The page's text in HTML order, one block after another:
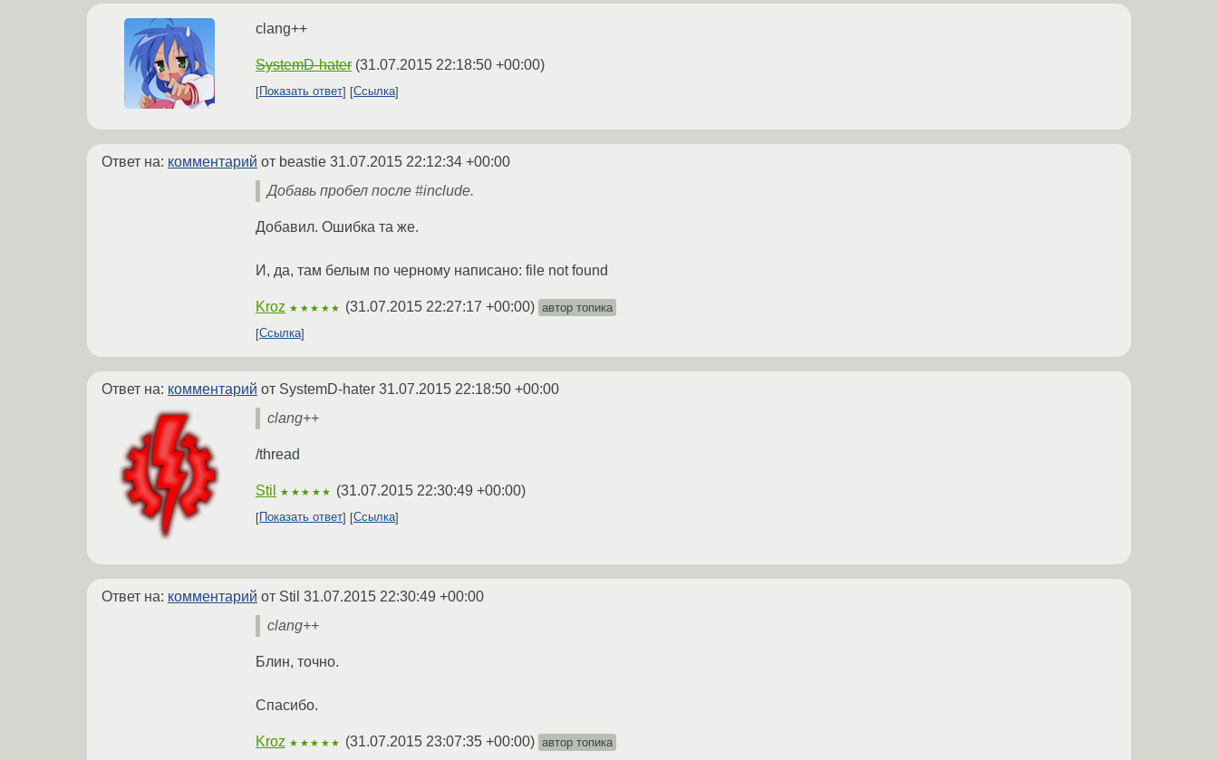
clang++
SystemD-hater (31.07.2015 22:18:50 +00:00)
Показать ответ Ссылка
Ответ на: комментарий от beastie 31.07.2015 22:12:34 +00:00
Добавь пробел после #include.
Добавил. Ошибка та же.
И, да, там белым по черному написано: file not found
Kroz ★★★★★ (31.07.2015 22:27:17 +00:00) автор топика
Ссылка
Ответ на: комментарий от SystemD-hater 31.07.2015 22:18:50 +00:00
clang++
/thread
Stil ★★★★★ (31.07.2015 22:30:49 +00:00)
Показать ответ Ссылка
Ответ на: комментарий от Stil 31.07.2015 22:30:49 +00:00
clang++
Блин, точно.
Спасибо.
Kroz ★★★★★ (31.07.2015 23:07:35 +00:00) автор топика